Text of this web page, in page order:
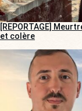
[REPORTAGE]
et colère